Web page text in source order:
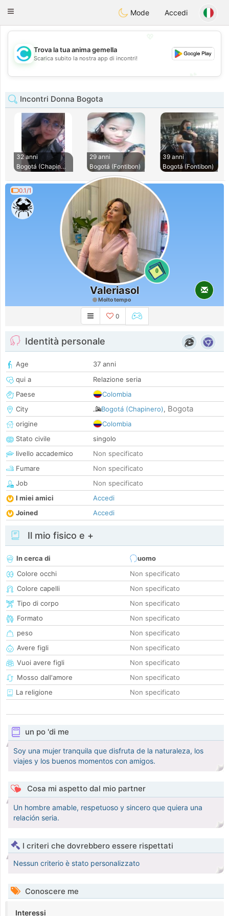
olombiaCitas
Toggle
Mode Accedi
💖
💕
Trova la tua anima gemella
Scarica subito la nostra app di incontri!
Incontri Donna Bogota
32 anni
Bogotá (Chapinero)
29 anni
Bogotá (Fontibon)
39 anni
Bogotá (Fontibon)
0.1/1
0
Valeriasol
Molto tempo
0
Identità personale
Age
37 anni
qui a
Relazione seria
Paese
Colombia
City
Bogotá (Chapinero), Bogota
origine
Colombia
Stato civile
singolo
livello accademico
Non specificato
Fumare
Non specificato
Job
Non specificato
I miei amici
Accedi
Joined
Accedi
Il mio fisico e +
In cerca di
uomo
Colore occhi
Non specificato
Colore capelli
Non specificato
Tipo di corpo
Non specificato
Formato
Non specificato
peso
Non specificato
Avere figli
Non specificato
Vuoi avere figli
Non specificato
Mosso dall'amore
Non specificato
La religione
Non specificato
un po 'di me
Soy una mujer tranquila que disfruta de la naturaleza, los
viajes y los buenos momentos con amigos.
Cosa mi aspetto dal mio partner
Un hombre amable, respetuoso y sincero que quiera una
relación seria.
I criteri che dovrebbero essere rispettati
Nessun criterio è stato personalizzato
Conoscere me
Interessi